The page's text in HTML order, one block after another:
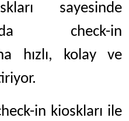
sayesinde
check-in
hızlı, kolay ve
in kioskları ile